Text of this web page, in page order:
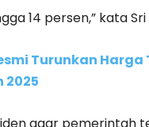
14 persen,” kata Sri
Turunkan Harga
2025